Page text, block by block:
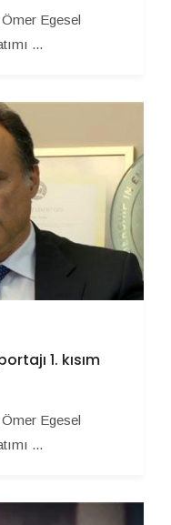
Egesel
...
1. kısım
Egesel
...